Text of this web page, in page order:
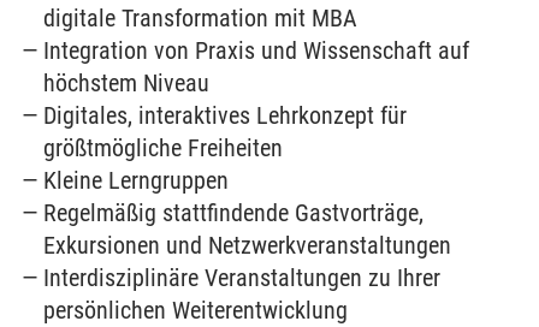
digitale Transformation mit MBA
Integration von Praxis und Wissenschaft auf
höchstem Niveau
Digitales, interaktives Lehrkonzept für
größtmögliche Freiheiten
Kleine Lerngruppen
Regelmäßig stattfindende Gastvorträge,
Exkursionen und Netzwerkveranstaltungen
Interdisziplinäre Veranstaltungen zu Ihrer
persönlichen Weiterentwicklung